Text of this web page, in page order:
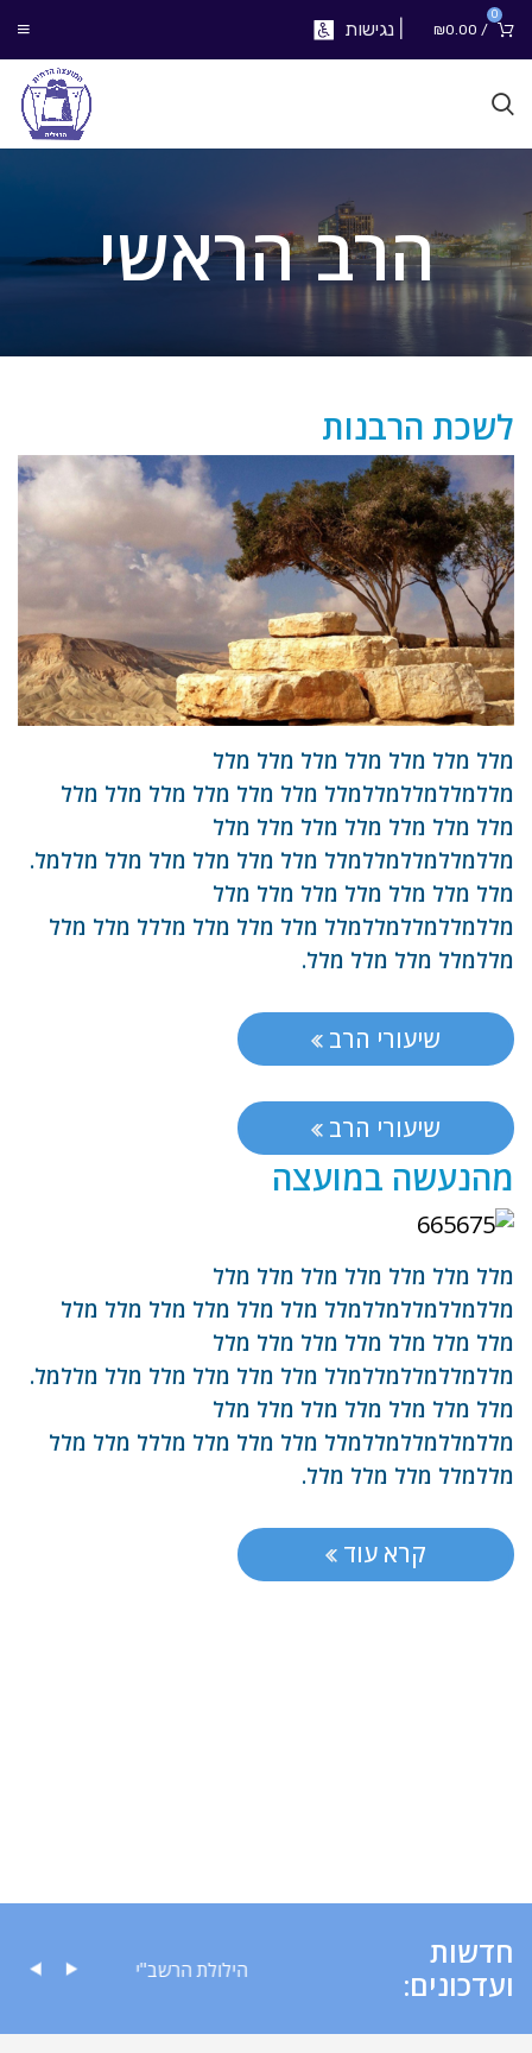
0
/
₪0.00 נגישות
הרב הראשי
לשכת הרבנות
מלל מלל מלל מלל מלל מלל מלל
מללמללמללמללמלל מלל מלל מלל מלל מלל מלל
מלל מלל מלל מלל מלל מלל מלל
מללמללמללמללמלל מלל מלל מלל מלל מלל מללמל.
מלל מלל מלל מלל מלל מלל מלל
מללמללמללמללמלל מלל מלל מלל מללל מלל מלל
מללמלל מלל מלל מלל.
שיעורי הרב
שיעורי הרב
מהנעשה במועצה
מלל מלל מלל מלל מלל מלל מלל
מללמללמללמללמלל מלל מלל מלל מלל מלל מלל
מלל מלל מלל מלל מלל מלל מלל
מללמללמללמללמלל מלל מלל מלל מלל מלל מללמל.
מלל מלל מלל מלל מלל מלל מלל
מללמללמללמללמלל מלל מלל מלל מללל מלל מלל
מללמלל מלל מלל מלל.
קרא עוד
חדשות
ועדכונים:
לציבור הילולת הרשב"י